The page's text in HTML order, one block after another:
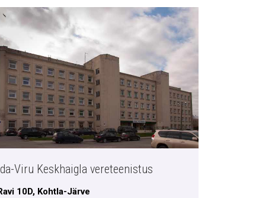
Ida-Viru Keskhaigla vereteenistus
10D, Kohtla-Järve